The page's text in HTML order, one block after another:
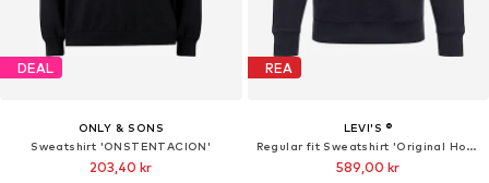
DEAL
ONLY & SONS
Sweatshirt 'ONSTENTACION'
203,40 kr
REA
LEVI'S ®
Regular fit Sweatshirt 'Original Housemark'
589,00 kr